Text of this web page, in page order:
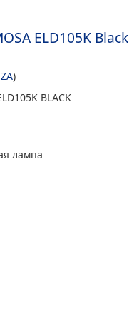
ELD105K Black
)
BLACK
лампа